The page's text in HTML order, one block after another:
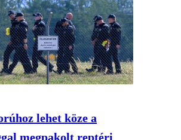
lehet köze a
megpakolt reptéri